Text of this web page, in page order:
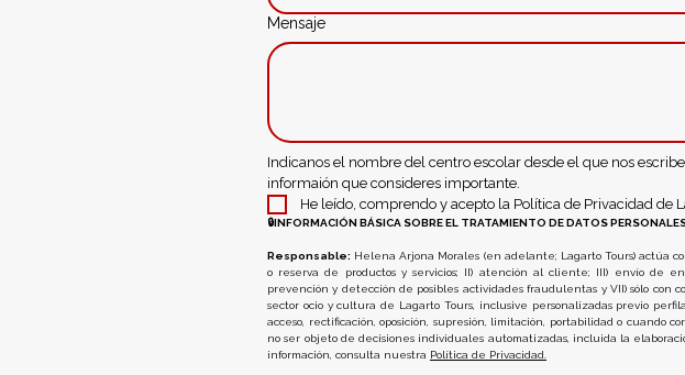
Mensaje
Indicanos el nombre del centro escolar desde el que nos
informaión que consideres importante.
He leído, comprendo y acepto la Política de Privacidad de
🔒︎INFORMACIÓN BÁSICA SOBRE EL TRATAMIENTO DE DATOS
Responsable: Helena Arjona Morales (en adelante; Lagarto Tours) actúa
o reserva de productos y servicios; II) atención al cliente; III) envío de
prevención y detección de posibles actividades fraudulentas y VII) sólo con
sector ocio y cultura de Lagarto Tours, inclusive personalizadas previo
acceso, rectificación, oposición, supresión, limitación, portabilidad o
no ser objeto de decisiones individuales automatizadas, incluida la
información, consulta nuestra Política de Privacidad.